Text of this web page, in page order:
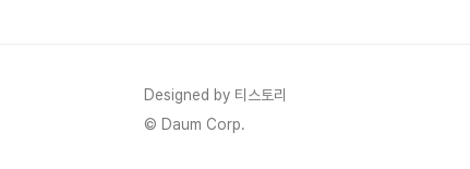
었기 때문입니다.그런데 이 질문은 생각보다
정말 좋은 우주 입문 질문이라고 느낍니다.
Designed by 티스토리
© Daum Corp.